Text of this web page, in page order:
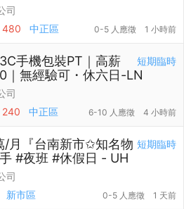
司
480 中正區 0-5 人應徵 1 小時前
短期臨時
手機包裝PT｜高薪
無經驗可・休六日-LN
司
240 中正區 6-10 人應徵 4 小時前
短期臨時
月『台南新市✩知名物
#夜班 #休假日 - UH
司
新市區 0-5 人應徵 1 天前